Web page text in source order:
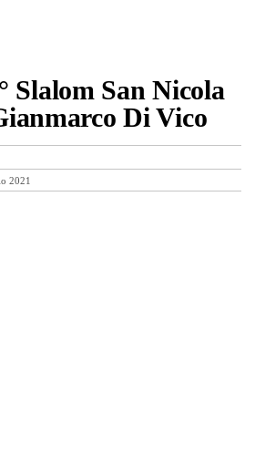
Slalom San Nicola
Di Vico
2021